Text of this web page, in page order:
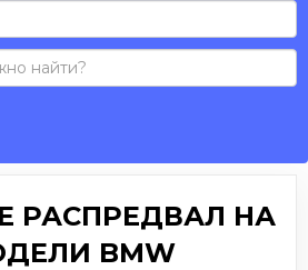
РАСПРЕДВАЛ НА
BMW